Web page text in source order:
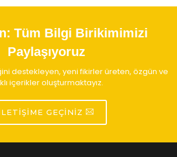
Tüm Bilgi Birikimimizi
Paylaşıyoruz
destekleyen, yeni fikirler üreten, özgün ve
içerikler oluşturmaktayız.
GEÇINIZ